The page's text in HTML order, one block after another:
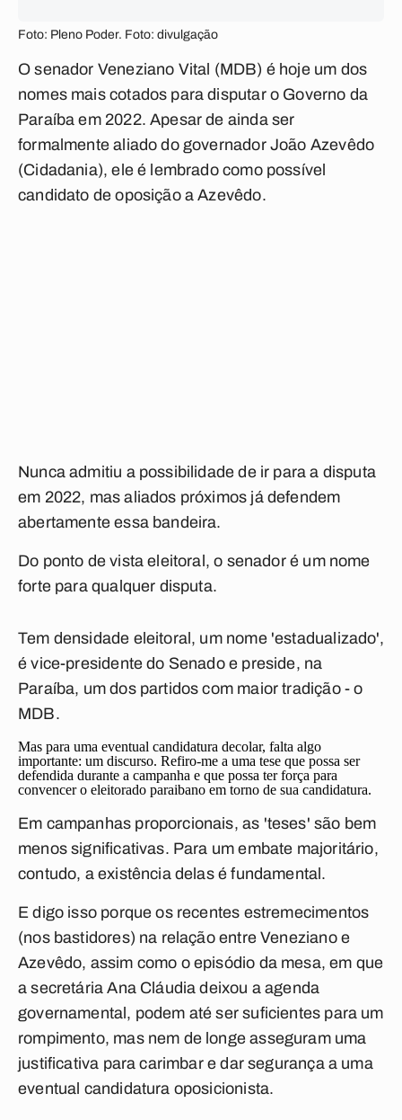
Foto: Pleno Poder. Foto: divulgação
O senador Veneziano Vital (MDB) é hoje um dos
nomes mais cotados para disputar o Governo da
Paraíba em 2022. Apesar de ainda ser
formalmente aliado do governador João Azevêdo
(Cidadania), ele é lembrado como possível
candidato de oposição a Azevêdo.
Nunca admitiu a possibilidade de ir para a disputa
em 2022, mas aliados próximos já defendem
abertamente essa bandeira.
Do ponto de vista eleitoral, o senador é um nome
forte para qualquer disputa.
Tem densidade eleitoral, um nome 'estadualizado',
é vice-presidente do Senado e preside, na
Paraíba, um dos partidos com maior tradição - o
MDB.
Mas para uma eventual candidatura decolar, falta algo
importante: um discurso. Refiro-me a uma tese que possa ser
defendida durante a campanha e que possa ter força para
convencer o eleitorado paraibano em torno de sua candidatura.
Em campanhas proporcionais, as 'teses' são bem
menos significativas. Para um embate majoritário,
contudo, a existência delas é fundamental.
E digo isso porque os recentes estremecimentos
(nos bastidores) na relação entre Veneziano e
Azevêdo, assim como o episódio da mesa, em que
a secretária Ana Cláudia deixou a agenda
governamental, podem até ser suficientes para um
rompimento, mas nem de longe asseguram uma
justificativa para carimbar e dar segurança a uma
eventual candidatura oposicionista.